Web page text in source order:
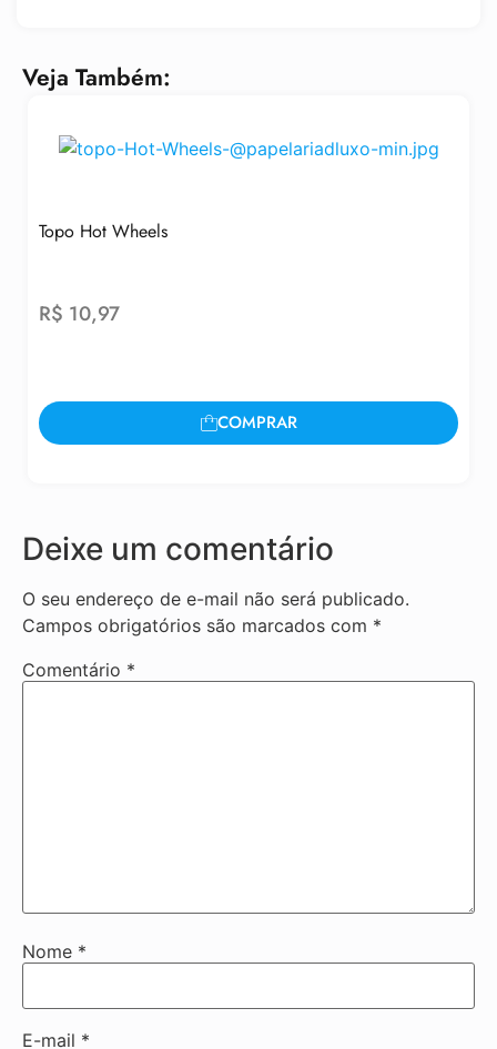
Veja Também:
Topo Hot Wheels
R$ 10,97
COMPRAR
Deixe um comentário
O seu endereço de e-mail não será publicado.
Campos obrigatórios são marcados com *
Comentário *
Nome *
E-mail *